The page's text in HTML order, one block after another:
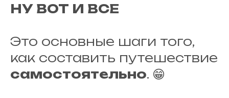
НУ ВОТ И ВСЕ
Это основные шаги того,
как составить путешествие
самостоятельно. 😁